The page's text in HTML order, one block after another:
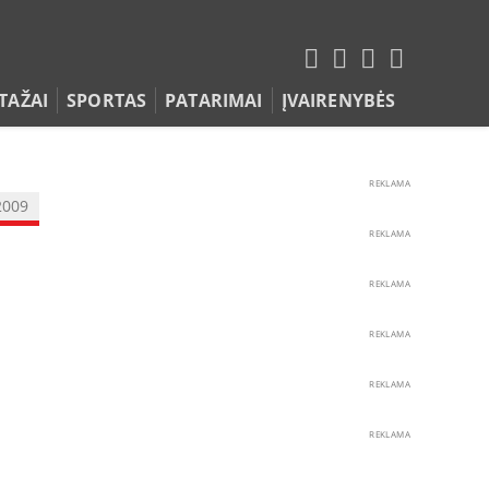
SPORTAS PATARIMAI ĮVAIRENYBĖS
REKLAMA
REKLAMA
REKLAMA
REKLAMA
REKLAMA
REKLAMA